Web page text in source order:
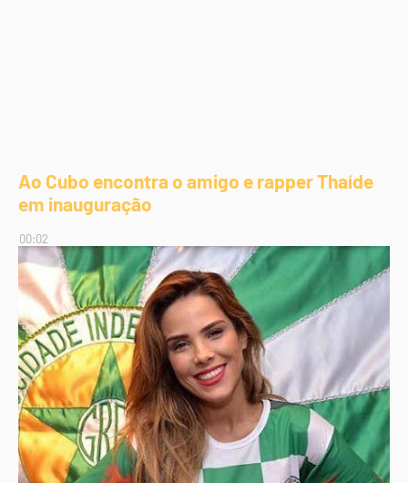
Ao Cubo encontra o amigo e rapper Thaíde
em inauguração
00:02